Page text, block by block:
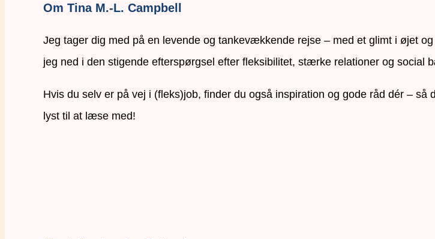
Om Tina M.-L. Campbell
Jeg tager dig med på en levende og tankevækkende rejse – med et glimt i øjet
jeg ned i den stigende efterspørgsel efter fleksibilitet, stærke relationer og social
Hvis du selv er på vej i (fleks)job, finder du også inspiration og gode råd dér – så
lyst til at læse med!